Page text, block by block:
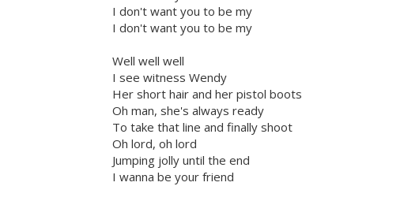
I don't want you to be my
I don't want you to be my
Well well well
I see witness Wendy
Her short hair and her pistol boots
Oh man, she's always ready
To take that line and finally shoot
Oh lord, oh lord
Jumping jolly until the end
I wanna be your friend